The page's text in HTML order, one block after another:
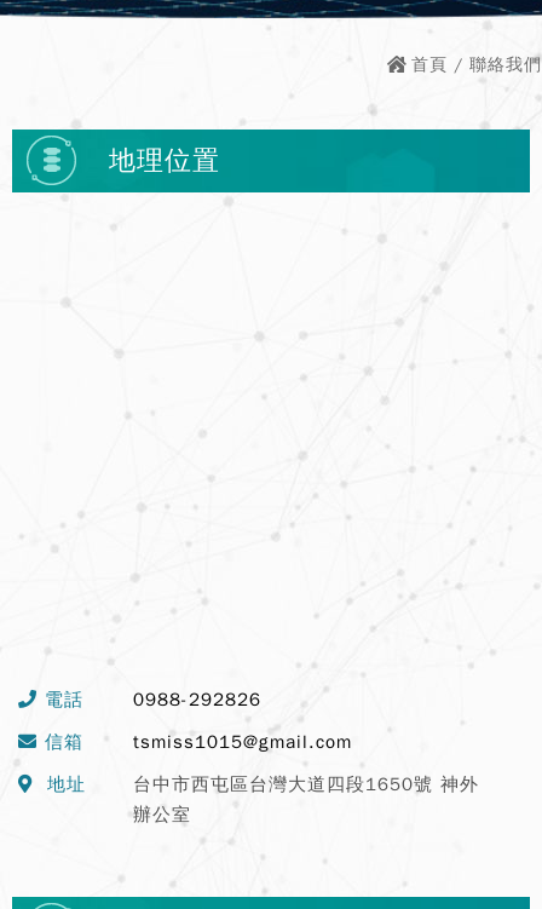
首頁 / 聯絡我們
地理位置
電話
0988-292826
信箱
tsmiss1015@gmail.com
地址
台中市西屯區台灣大道四段1650號 神外
辦公室